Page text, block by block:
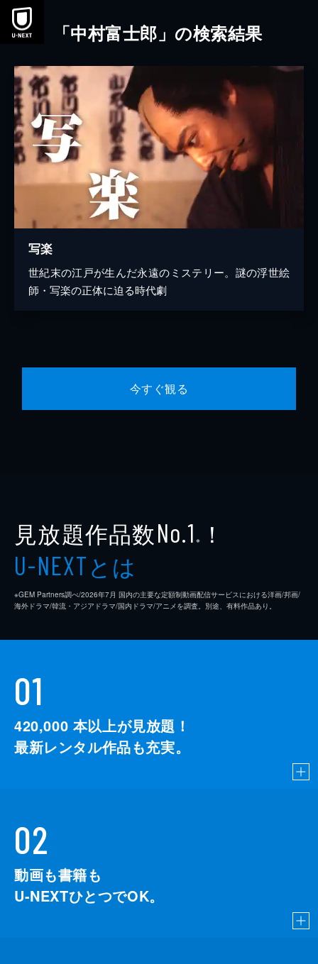
本文へスキップ
「中村富士郎」の検索結果
写楽
世紀末の江戸が生んだ永遠のミステリー。謎の浮世絵
師・写楽の正体に迫る時代劇
今すぐ観る
見放題作品数No.1 ※ ！
U-NEXTとは
※GEM Partners調べ/2026年7⽉ 国内の主要な定額制動画配信サービスにおける洋画/邦画/
海外ドラマ/韓流・アジアドラマ/国内ドラマ/アニメを調査。別途、有料作品あり。
01
420,000 本以上が見放題！
最新レンタル作品も充実。
02
動画も書籍も
U-NEXTひとつでOK。